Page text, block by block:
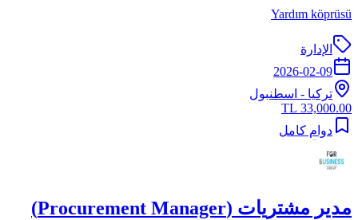
Yardım köprüsü
الإدارة
2026-02-09
تركيا - اسطنبول
33,000.00 TL
دوام كامل
مدير مشتريات (Procurement Manager)